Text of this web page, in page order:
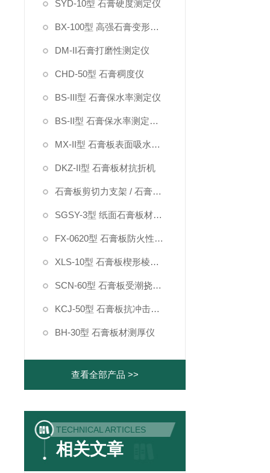
SYD-10型 石膏硬度测定仪
BX-100型 高强石膏变形测定仪
DM-II石膏打磨性测定仪
CHD-50型 石膏稠度仪
BS-III型 石膏保水率测定仪
BS-II型 石膏保水率测定仪（指针）
MX-II型 石膏板表面吸水率测定仪
DKZ-II型 石膏板材抗折机
石膏板剪切力支架 / 石膏板硬度钢针
SGSY-3型 纸面石膏板材受潮挠度试验箱
FX-0620型 石膏板防火性能测定仪
XLS-10型 石膏板楔形棱边深度测定仪
SCN-60型 石膏板受潮挠度测定仪
KCJ-50型 石膏板抗冲击强度测定仪
BH-30型 石膏板材测厚仪
查看全部产品 >>
TECHNICAL ARTICLES
相关文章